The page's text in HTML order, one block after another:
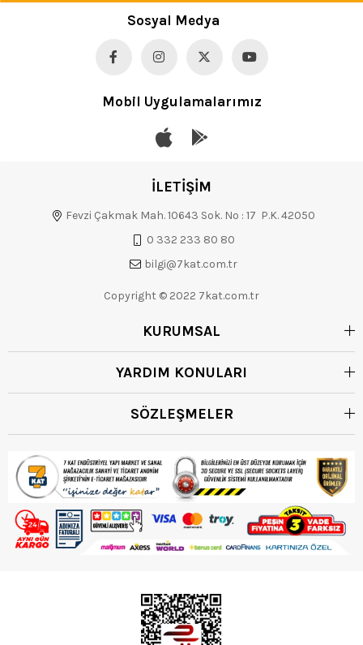
Sosyal Medya
Mobil Uygulamalarımız
İLETİŞİM
Fevzi Çakmak Mah. 10643 Sok. No : 17 P.K. 42050
0 332 233 80 80
bilgi@7kat.com.tr
Copyright © 2022 7kat.com.tr
KURUMSAL
YARDIM KONULARI
SÖZLEŞMELER